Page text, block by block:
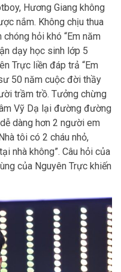
Hương Giang không
nắm. Không chịu thua
hỏi khó “Em năm
dạy học sinh lớp 5
Trực liền đáp trả “Em
50 năm cuộc đời thầy
trầm trồ. Tưởng chừng
Vỹ Dạ lại đường đường
dàng hơn 2 người em
tôi có 2 cháu nhỏ,
nhà không”. Câu hỏi của
của Nguyên Trực khiến